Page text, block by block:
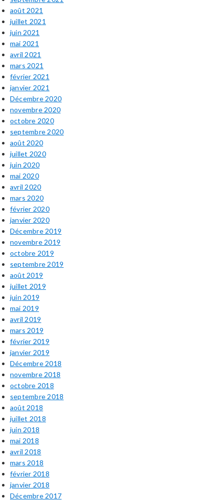
août 2021
juillet 2021
juin 2021
mai 2021
avril 2021
mars 2021
février 2021
janvier 2021
Décembre 2020
novembre 2020
octobre 2020
septembre 2020
août 2020
juillet 2020
juin 2020
mai 2020
avril 2020
mars 2020
février 2020
janvier 2020
Décembre 2019
novembre 2019
octobre 2019
septembre 2019
août 2019
juillet 2019
juin 2019
mai 2019
avril 2019
mars 2019
février 2019
janvier 2019
Décembre 2018
novembre 2018
octobre 2018
septembre 2018
août 2018
juillet 2018
juin 2018
mai 2018
avril 2018
mars 2018
février 2018
janvier 2018
Décembre 2017